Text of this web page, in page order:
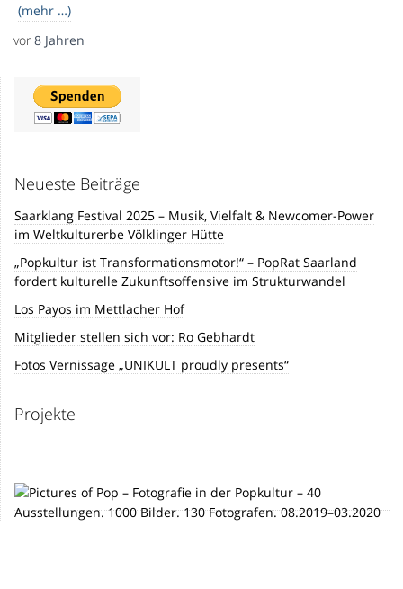
(mehr …)
vor 8 Jahren
Neueste Beiträge
Saarklang Festival 2025 – Musik, Vielfalt & Newcomer-Power
im Weltkulturerbe Völklinger Hütte
„Popkultur ist Transformationsmotor!“ – PopRat Saarland
fordert kulturelle Zukunftsoffensive im Strukturwandel
Los Payos im Mettlacher Hof
Mitglieder stellen sich vor: Ro Gebhardt
Fotos Vernissage „UNIKULT proudly presents“
Projekte